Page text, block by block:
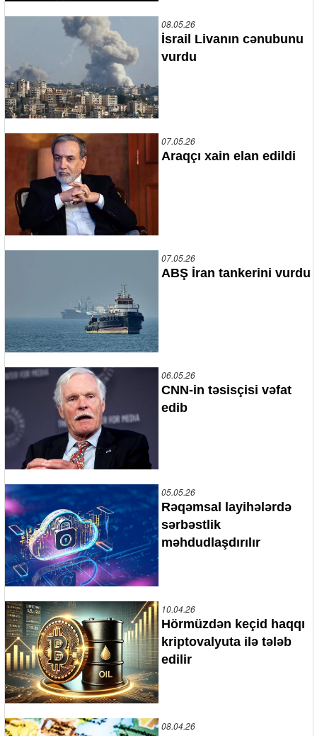
08.05.26
İsrail Livanın cənubunu
vurdu
07.05.26
Araqçı xain elan edildi
07.05.26
ABŞ İran tankerini vurdu
06.05.26
CNN-in təsisçisi vəfat
edib
05.05.26
Rəqəmsal layihələrdə
sərbəstlik
məhdudlaşdırılır
10.04.26
Hörmüzdən keçid haqqı
kriptovalyuta ilə tələb
edilir
08.04.26